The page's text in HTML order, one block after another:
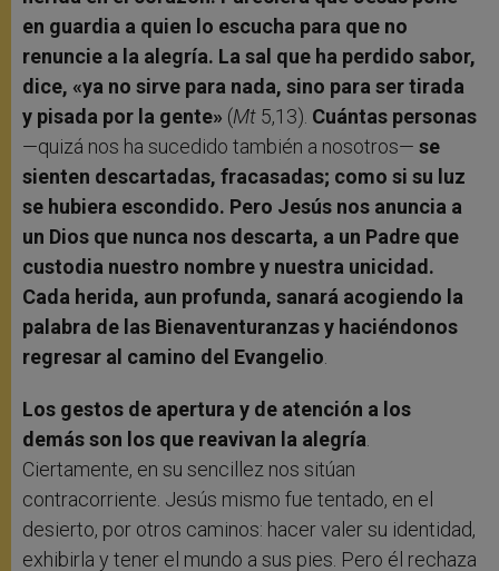
en guardia a quien lo escucha para que no
renuncie a la alegría. La sal que ha perdido sabor,
dice, «ya no sirve para nada, sino para ser tirada
y pisada por la gente» (Mt 5,13). Cuántas personas
—quizá nos ha sucedido también a nosotros— se
sienten descartadas, fracasadas; como si su luz
se hubiera escondido. Pero Jesús nos anuncia a
un Dios que nunca nos descarta, a un Padre que
custodia nuestro nombre y nuestra unicidad.
Cada herida, aun profunda, sanará acogiendo la
palabra de las Bienaventuranzas y haciéndonos
regresar al camino del Evangelio
Los gestos de apertura y de atención a los
demás son los que reavivan la alegría
Ciertamente, en su sencillez nos sitúan
contracorriente. Jesús mismo fue tentado, en el
desierto, por otros caminos: hacer valer su identidad,
exhibirla y tener el mundo a sus pies. Pero él rechaza